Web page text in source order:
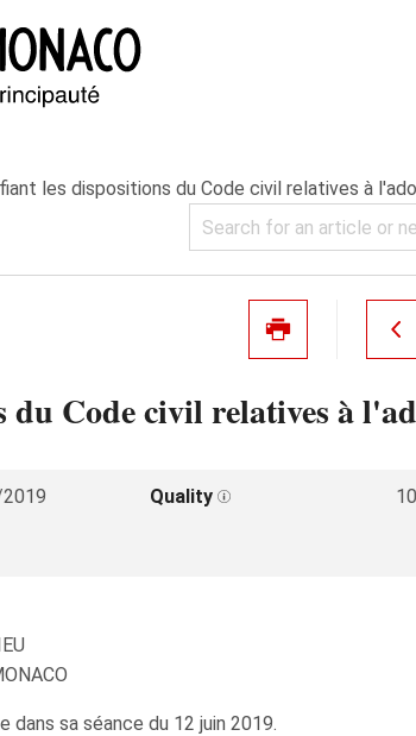
les dispositions du Code civil relatives à
Code civil relatives à
Quality
sa séance du 12 juin 2019.